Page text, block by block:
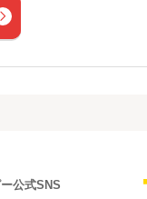
公式SNS